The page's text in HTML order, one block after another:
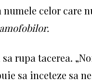
celor care
rupa tacerea.
sa inceteze sa ne